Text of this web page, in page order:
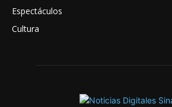
Espectáculos
Cultura